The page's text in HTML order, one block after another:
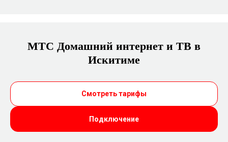
МТС Домашний интернет и ТВ в
Искитиме
Смотреть тарифы
Подключение